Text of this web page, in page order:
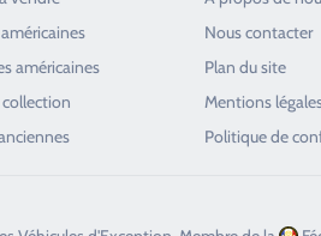
américaines
Nous contacter
Plan du site
Mentions
Politique de